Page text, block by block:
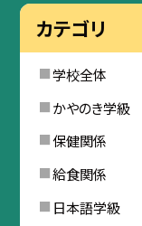
カテゴリ
学校全体
かやのき学級
保健関係
給食関係
日本語学級